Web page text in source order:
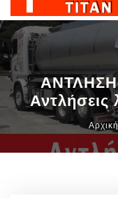
ΑΝΤΛΗΣΗ
Αρχική